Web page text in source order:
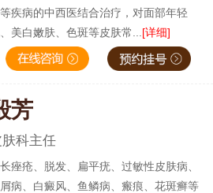
疾病的中西医结合治疗，对面部年轻
美白嫩肤、色斑等皮肤常... [详细]
芳
肤科主任
痤疮、脱发、扁平疣、过敏性皮肤病、
病、白癜风、鱼鳞病、瘢痕、花斑癣等